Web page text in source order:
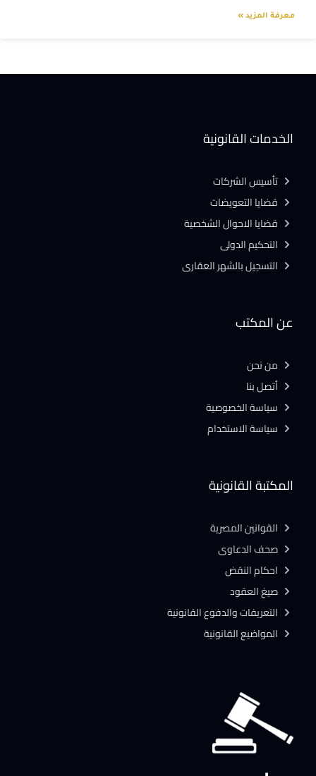
معرفة المزيد »
المكتبة القانونية
القوانين المصرية
صحف الدعاوى
احكام النقض
صيغ العقود
التعريفات والدفوع القانونية
المواضيع القانونية
عن المكتب
من نحن
أتصل بنا
سياسة الخصوصية
سياسة الاستخدام
الخدمات القانونية
تأسيس الشركات
قضايا التعويضات
قضايا الاحوال الشخصية
التحكيم الدولى
التسجيل بالشهر العقارى